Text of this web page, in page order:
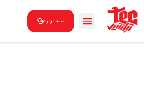
محتوا
مشاوره